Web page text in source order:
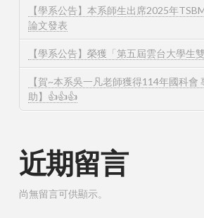
【學系公告】本系師生出席2025年
論文發表
【學系公告】榮獲「第五屆雲台大學生
【賀~本系吳一凡老師獲得114年國科會
助】👍👍👍
近期留言
尚無留言可供顯示。